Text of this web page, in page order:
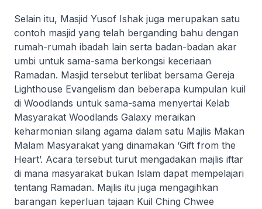
Selain itu, Masjid Yusof Ishak juga merupakan satu
contoh masjid yang telah berganding bahu dengan
rumah-rumah ibadah lain serta badan-badan akar
umbi untuk sama-sama berkongsi keceriaan
Ramadan. Masjid tersebut terlibat bersama Gereja
Lighthouse Evangelism dan beberapa kumpulan kuil
di Woodlands untuk sama-sama menyertai Kelab
Masyarakat Woodlands Galaxy meraikan
keharmonian silang agama dalam satu Majlis Makan
Malam Masyarakat yang dinamakan ‘Gift from the
Heart’. Acara tersebut turut mengadakan majlis iftar
di mana masyarakat bukan Islam dapat mempelajari
tentang Ramadan. Majlis itu juga mengagihkan
barangan keperluan tajaan Kuil Ching Chwee